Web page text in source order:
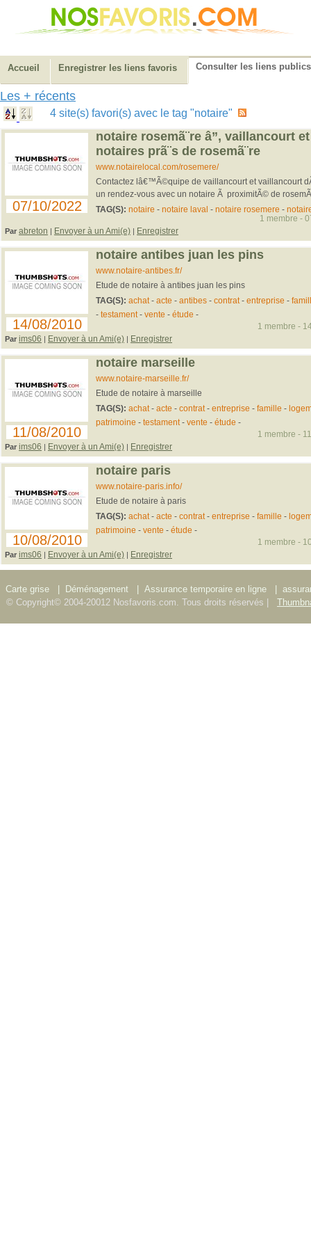
Accueil Enregistrer les liens favoris Consulter les liens publics
Les + récents
4 site(s) favori(s) avec le tag "notaire"
07/10/2022
notaire rosemã¨re â”‚ vaillancourt
notaires prã¨s de rosemã¨re
www.notairelocal.com/rosemere/
Contactez lâ€™Ã©quipe de vaillancourt et vaillancourt
un rendez-vous avec un notaire Ã proximitÃ© de
TAG(S): notaire - notaire laval - notaire rosemere -
Par abreton | Envoyer à un Ami(e) | Enregistrer
1 membre -
14/08/2010
notaire antibes juan les pins
www.notaire-antibes.fr/
Etude de notaire à antibes juan les pins
TAG(S): achat- acte - antibes- contrat- entreprise -
- testament- vente - étude -
Par ims06 | Envoyer à un Ami(e) | Enregistrer
1 membre -
11/08/2010
notaire marseille
www.notaire-marseille.fr/
Etude de notaire à marseille
TAG(S): achat- acte - contrat- entreprise - famille -
patrimoine - testament- vente - étude -
Par ims06 | Envoyer à un Ami(e) | Enregistrer
1 membre -
10/08/2010
notaire paris
www.notaire-paris.info/
Etude de notaire à paris
TAG(S): achat- acte - contrat- entreprise - famille -
patrimoine - vente - étude -
Par ims06 | Envoyer à un Ami(e) | Enregistrer
1 membre -
Carte grise Déménagement Assurance temporaire en ligne
© Copyright© 2004-20012 Nosfavoris.com. Tous droits réservés |